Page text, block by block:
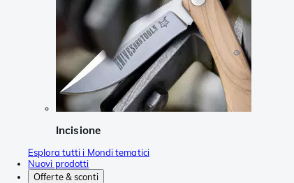
Incisione
Esplora tutti i Mondi tematici
Nuovi prodotti
Offerte & sconti